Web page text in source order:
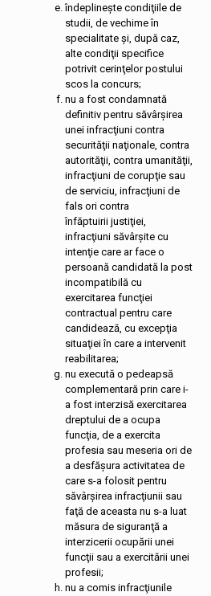
îndeplineşte condiţiile de
studii, de vechime în
specialitate şi, după caz,
alte condiţii specifice
potrivit cerinţelor postului
scos la concurs;
nu a fost condamnată
definitiv pentru săvârşirea
unei infracţiuni contra
securităţii naţionale, contra
autorităţii, contra umanităţii,
infracţiuni de corupţie sau
de serviciu, infracţiuni de
fals ori contra
înfăptuirii justiţiei,
infracţiuni săvârşite cu
intenţie care ar face o
persoană candidată la post
incompatibilă cu
exercitarea funcţiei
contractual pentru care
candidează, cu excepţia
situaţiei în care a intervenit
reabilitarea;
nu execută o pedeapsă
complementară prin care i-
a fost interzisă exercitarea
dreptului de a ocupa
funcţia, de a exercita
profesia sau meseria ori de
a desfăşura activitatea de
care s-a folosit pentru
săvârşirea infracţiunii sau
faţă de aceasta nu s-a luat
măsura de siguranţă a
interzicerii ocupării unei
funcţii sau a exercitării unei
profesii;
nu a comis infracţiunile